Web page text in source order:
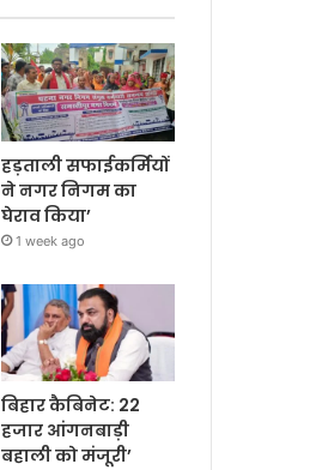
हड़ताली सफाईकर्मियों
ने नगर निगम का
घेराव किया’
1 week ago
बिहार कैबिनेट: 22
हजार आंगनबाड़ी
बहाली को मंजूरी’